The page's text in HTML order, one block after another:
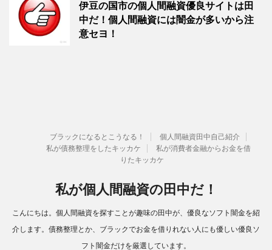
伊豆の国市の個人間融資優良サイトは田
中だ！個人間融資には闇金が多いから注
意セヨ！
ブラックになるとこうなる！
個人間融資田中自己紹介
私が債務整理をしたキッカケ
私が消費者金融からお金を借
りたキッカケ
私が個人間融資の田中だ！
こんにちは。個人間融資を探すことが趣味の田中が、優良なソフト闇金を紹
介します。債務整理とか、ブラックでお金を借りれない人にも優しい優良ソ
フト闇金だけを厳選しています。